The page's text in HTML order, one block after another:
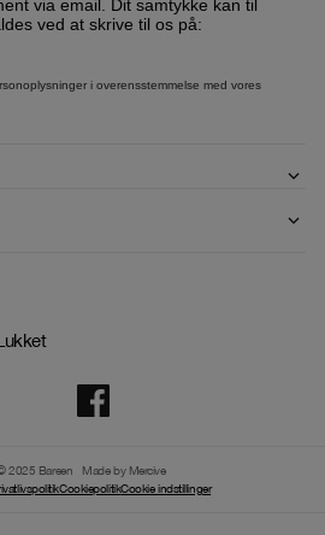
Dit samtykke kan til
ved at skrive til os på:
i overensstemmelse med vores
2025 Bareen
Made by Mercive
CookiepolitikCookie indstillinger